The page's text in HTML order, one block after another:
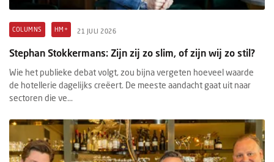
COLUMNS HM+ 21 JULI 2026
Stephan Stokkermans: Zijn zij zo slim, of zijn wij zo stil?
Wie het publieke debat volgt, zou bijna vergeten hoeveel waarde
de hotellerie dagelijks creëert. De meeste aandacht gaat uit naar
sectoren die ve...